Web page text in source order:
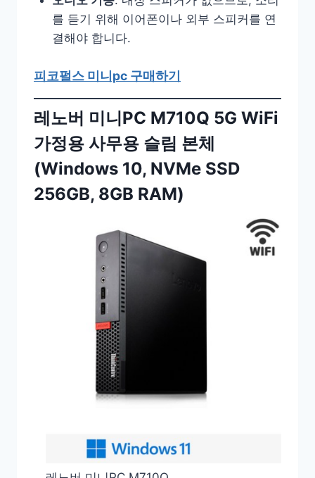
를 듣기 위해 이어폰이나 외부 스피커를 연
결해야 합니다.
피코펄스 미니pc 구매하기
레노버 미니PC M710Q 5G WiFi
가정용 사무용 슬림 본체
(Windows 10, NVMe SSD
256GB, 8GB RAM)